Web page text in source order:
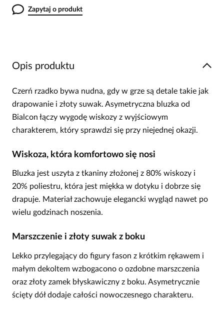
Zapytaj o produkt
Opis produktu
Czerń rzadko bywa nudna, gdy w grze są detale takie jak
drapowanie i złoty suwak. Asymetryczna bluzka od
Bialcon łączy wygodę wiskozy z wyjściowym
charakterem, który sprawdzi się przy niejednej okazji.
Wiskoza, która komfortowo się nosi
Bluzka jest uszyta z tkaniny złożonej z 80% wiskozy i
20% poliestru, która jest miękka w dotyku i dobrze się
drapuje. Materiał zachowuje elegancki wygląd nawet po
wielu godzinach noszenia.
Marszczenie i złoty suwak z boku
Lekko przylegający do figury fason z krótkim rękawem i
małym dekoltem wzbogacono o ozdobne marszczenia
oraz złoty zamek błyskawiczny z boku. Asymetrycznie
ścięty dół dodaje całości nowoczesnego charakteru.